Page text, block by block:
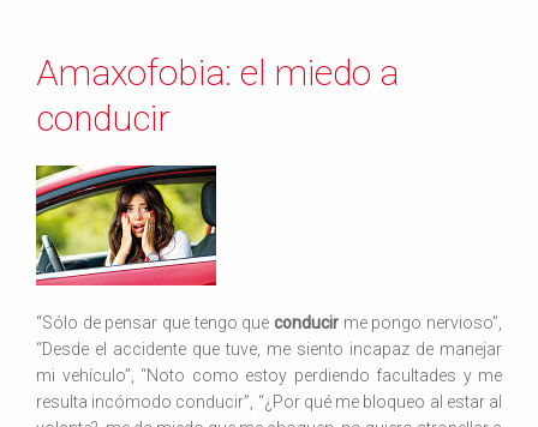
Amaxofobia: el miedo a
conducir
“Sólo de pensar que tengo que conducir me pongo nervioso”,
“Desde el accidente que tuve, me siento incapaz de manejar
mi vehículo”, “Noto como estoy perdiendo facultades y me
resulta incómodo conducir”, “¿Por qué me bloqueo al estar al